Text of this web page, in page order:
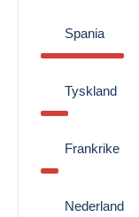
Spania
Tyskland
Frankrike
Nederland